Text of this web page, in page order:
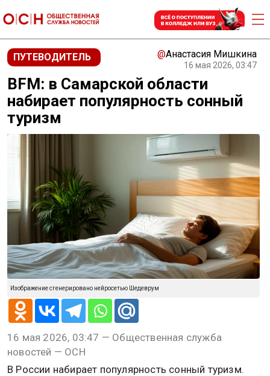
ПУТЕВОДИТЕЛЬ @Анастасия Мишкина
16 мая 2026, 03:47
BFM: в Самарской области
набирает популярность сонный
туризм
Изображение сгенерировано нейросетью Шедеврум
16 мая 2026, 03:47 — Общественная служба
новостей — ОСН
В России набирает популярность сонный туризм.